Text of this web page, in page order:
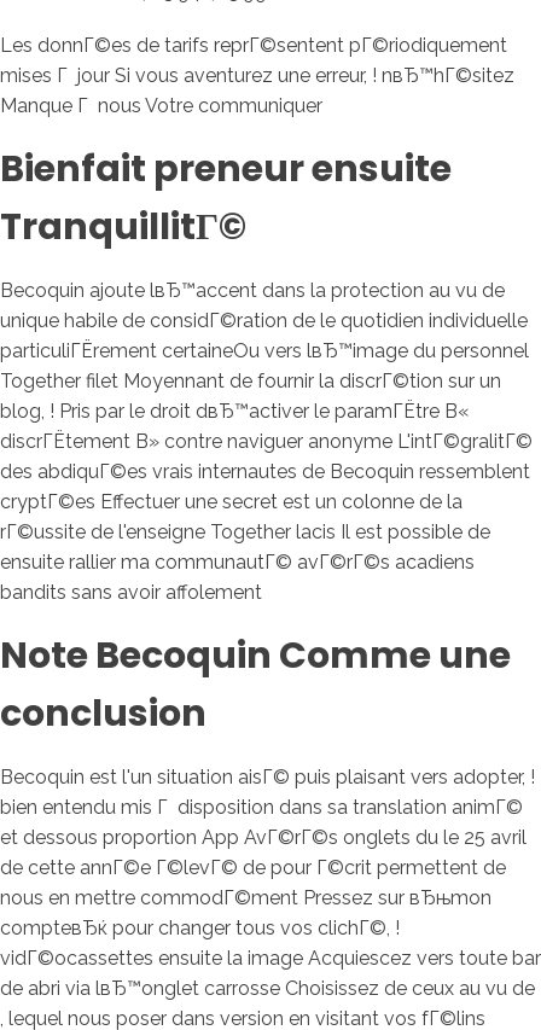
Les donnГ©es de tarifs reprГ©sentent pГ©riodiquement
mises Г jour Si vous aventurez une erreur, ! nвЂ™hГ©sitez
Manque Г nous Votre communiquer
Bienfait preneur ensuite
TranquillitГ©
Becoquin ajoute lвЂ™accent dans la protection au vu de
unique habile de considГ©ration de le quotidien individuelle
particuliГЁrement certaineOu vers lвЂ™image du personnel
Together filet Moyennant de fournir la discrГ©tion sur un
blog, ! Pris par le droit dвЂ™activer le paramГЁtre В«
discrГЁtement В» contre naviguer anonyme L'intГ©gralitГ©
des abdiquГ©es vrais internautes de Becoquin ressemblent
cryptГ©es Effectuer une secret est un colonne de la
rГ©ussite de l'enseigne Together lacis Il est possible de
ensuite rallier ma communautГ© avГ©rГ©s acadiens
bandits sans avoir affolement
Note Becoquin Comme une
conclusion
Becoquin est l'un situation aisГ© puis plaisant vers adopter, !
bien entendu mis Г disposition dans sa translation animГ©
et dessous proportion App AvГ©rГ©s onglets du le 25 avril
de cette annГ©e Г©levГ© de pour Г©crit permettent de
nous en mettre commodГ©ment Pressez sur вЂњmon
compteвЂќ pour changer tous vos clichГ©, !
vidГ©ocassettes ensuite la image Acquiescez vers toute bar
de abri via lвЂ™onglet carrosse Choisissez de ceux au vu de
, lequel nous poser dans version en visitant vos fГ©lins